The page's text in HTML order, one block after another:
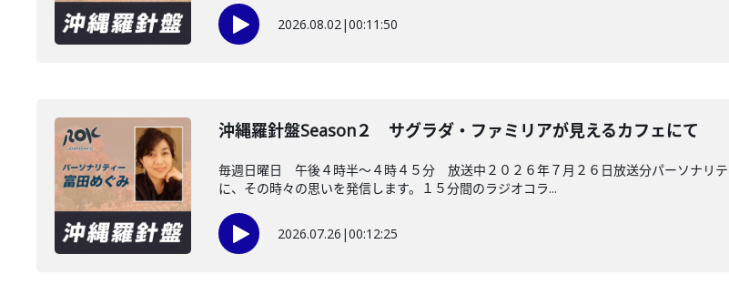
2026.08.02|00:11:50
沖縄羅針盤Season２ サグラダ・ファミリアが見えるカフェにて
毎週日曜日 午後４時半～４時４５分 放送中２０２６年７月２６日放送分パーソナリ
に、その時々の思いを発信します。１５分間のラジオコラ...
2026.07.26 |00:12:25